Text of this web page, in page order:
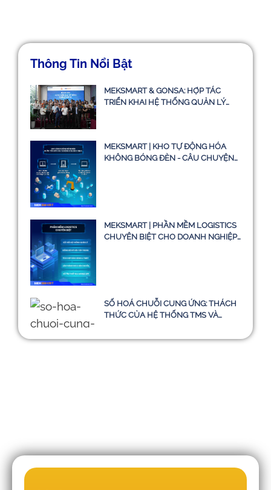
Thông Tin Nổi Bật
MEKSMART & GONSA: HỢP TÁC
TRIỂN KHAI HỆ THỐNG QUẢN LÝ
MEKSMART | KHO TỰ ĐỘNG HÓA
KHÔNG BÓNG ĐÈN - CÂU CHUYỆN
MEKSMART | PHẦN MỀM LOGISTICS
CHUYÊN BIỆT CHO DOANH NGHIỆP
SỐ HOÁ CHUỖI CUNG ỨNG: THÁCH
THỨC CỦA HỆ THỐNG TMS VÀ
2030